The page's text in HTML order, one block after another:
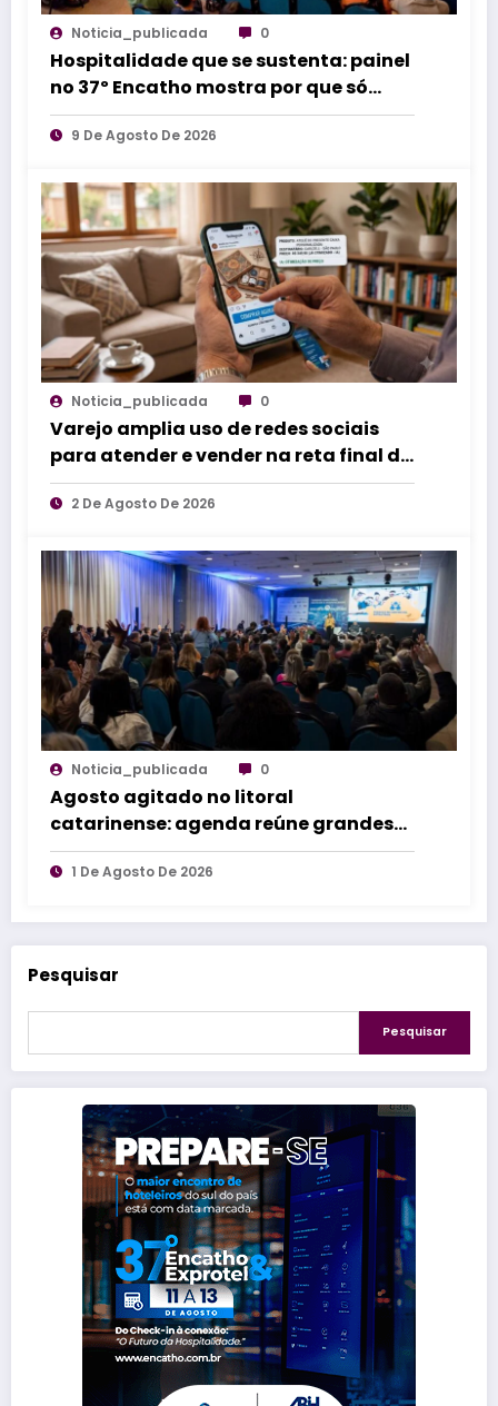
Noticia_publicada 0
Hospitalidade que se sustenta: painel
no 37º Encatho mostra por que só
treinar equipes não resolve
9 De Agosto De 2026
Noticia_publicada 0
Varejo amplia uso de redes sociais
para atender e vender na reta final do
Dia dos Pais
2 De Agosto De 2026
Noticia_publicada 0
Agosto agitado no litoral
catarinense: agenda reúne grandes
eventos de norte a sul do estado
1 De Agosto De 2026
Pesquisar
Pesquisar